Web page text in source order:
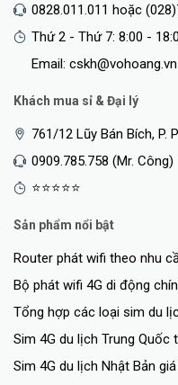
0828.011.011 hoặc
Thứ 2 - Thứ 7: 8:00 -
Email: cskh@vohoang.vn
Khách mua sỉ & Đại lý
761/12 Lũy Bán Bích, P.
0909.785.758 (Mr. Công)
⭐⭐⭐⭐⭐
Sản phẩm nổi bật
Router phát wifi theo nhu
Bộ phát wifi 4G di động
Tổng hợp các loại sim du
Sim 4G du lịch Trung Quốc
Sim 4G du lịch Nhật Bản